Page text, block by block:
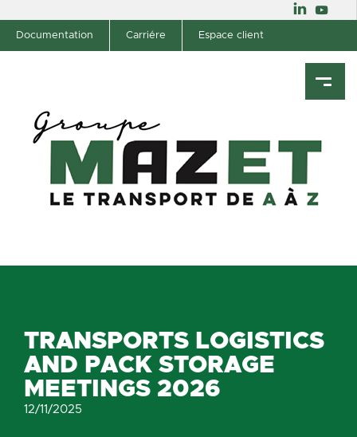
Documentation Carriére Espace client
TRANSPORTS LOGISTICS
AND PACK STORAGE
MEETINGS 2026
12/11/2025